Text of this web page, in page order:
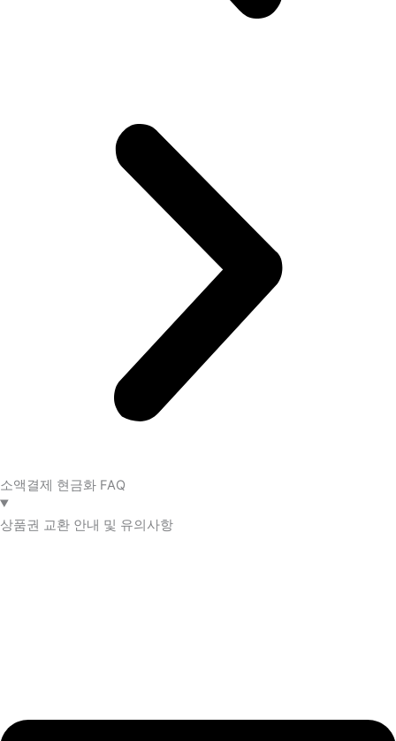
소액결제 현금화 FAQ​
상품권 교환 안내 및 유의사항